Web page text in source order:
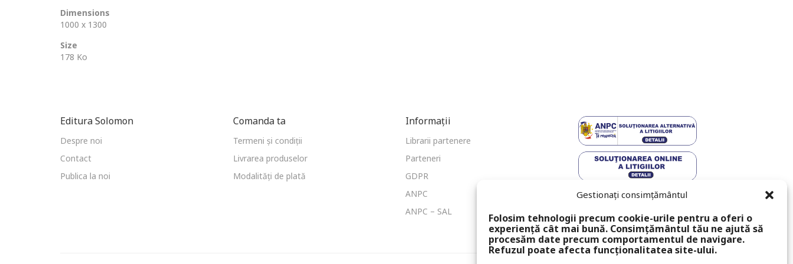
Gestionați consimțământul
Folosim tehnologii precum cookie-urile pentru a oferi o
experiență cât mai bună. Consimțământul tău ne ajută să
procesăm date precum comportamentul de navigare.
Refuzul poate afecta funcționalitatea site-ului.
Dimensions
1000 x 1300
Size
178 Ko
Editura Solomon
Despre noi
Contact
Publica la noi
Comanda ta
Termeni și condiții
Livrarea produselor
Modalități de plată
Informații
Librarii partenere
Parteneri
GDPR
ANPC
ANPC – SAL